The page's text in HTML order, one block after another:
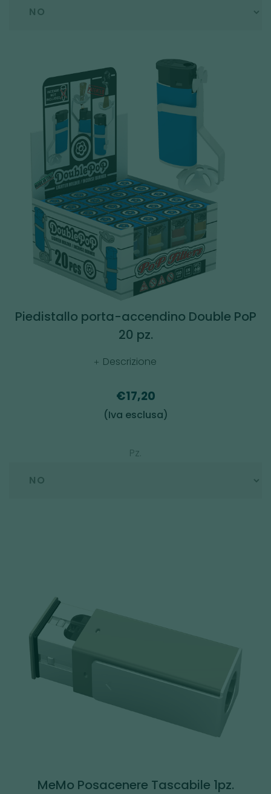
Piedistallo porta-accendino Double PoP
20 pz.
Descrizione
€17,20
(Iva esclusa)
Pz.
MeMo Posacenere Tascabile 1pz.